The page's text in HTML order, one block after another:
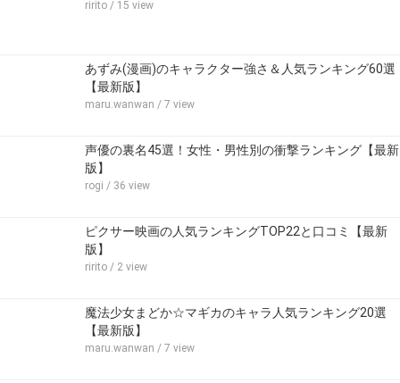
ririto / 15 view
あずみ(漫画)のキャラクター強さ＆人気ランキング60選
【最新版】
maru.wanwan / 7 view
声優の裏名45選！女性・男性別の衝撃ランキング【最新
版】
rogi / 36 view
ピクサー映画の人気ランキングTOP22と口コミ【最新
版】
ririto / 2 view
魔法少女まどか☆マギカのキャラ人気ランキング20選
【最新版】
maru.wanwan / 7 view